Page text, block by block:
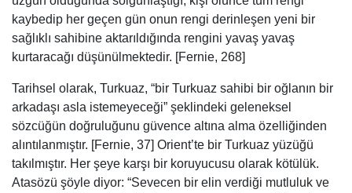
kaybedip her geçen gün onun rengi derinleşen yeni bir
sağlıklı sahibine aktarıldığında rengini yavaş yavaş
kurtaracağı düşünülmektedir. [Fernie, 268]
Tarihsel olarak, Turkuaz, “bir Turkuaz sahibi bir oğlanın bir
arkadaşı asla istemeyeceği” şeklindeki geleneksel
sözcüğün doğruluğunu güvence altına alma özelliğinden
alıntılanmıştır. [Fernie, 37] Orient’te bir Turkuaz yüzüğü
takılmıştır. Her şeye karşı bir koruyucusu olarak kötülük.
Atasözü şöyle diyor: “Sevecen bir elin verdiği mutluluk ve